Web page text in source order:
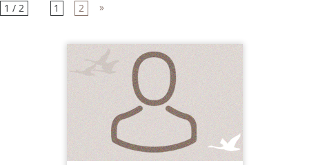
1 / 2 1 2 »